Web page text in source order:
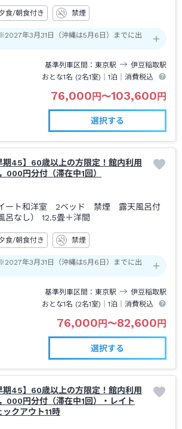
食/朝食付き 禁煙
年3月31日（沖縄は5月6日）までに出
基準列車区間 東京駅 伊豆稲取駅
おとな1名 (2名1室)｜1泊 ｜消費税込
76,000円〜103,600円
選択する
期45】60歳以上の方限定！館内利用
000円分付（滞在中1回）
ート和洋室 2ベッド 禁煙 露天風呂付
呂なし） 12.5畳＋洋間
食/朝食付き 禁煙
年3月31日（沖縄は5月6日）までに出
基準列車区間 東京駅 伊豆稲取駅
おとな1名 (2名1室)｜1泊 ｜消費税込
76,000 円 〜82,600 円
選択する
期45】60歳以上の方限定！館内利用
000円分付（滞在中1回）・レイト
ックアウト11時